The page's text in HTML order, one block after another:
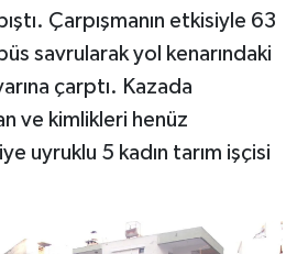
Çarpışmanın etkisiyle 63
savrularak yol kenarındaki
çarptı. Kazada
ve kimlikleri henüz
uyruklu 5 kadın tarım işçisi